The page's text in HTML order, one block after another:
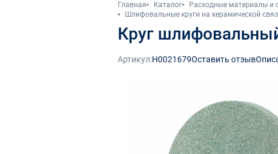
Главная Каталог Расходные материалы и
Шлифовальные круги на керамической
Круг
Артикул:Н0021679Оставить отзыв